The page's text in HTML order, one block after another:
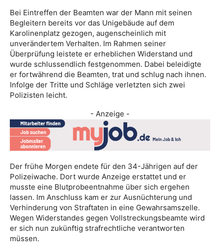
Bei Eintreffen der Beamten war der Mann mit seinen
Begleitern bereits vor das Unigebäude auf dem
Karolinenplatz gezogen, augenscheinlich mit
unverändertem Verhalten. Im Rahmen seiner
Überprüfung leistete er erheblichen Widerstand und
wurde schlussendlich festgenommen. Dabei beleidigte
er fortwährend die Beamten, trat und schlug nach ihnen.
Infolge der Tritte und Schläge verletzten sich zwei
Polizisten leicht.
- Anzeige -
Der frühe Morgen endete für den 34-Jährigen auf der
Polizeiwache. Dort wurde Anzeige erstattet und er
musste eine Blutprobeentnahme über sich ergehen
lassen. Im Anschluss kam er zur Ausnüchterung und
Verhinderung von Straftaten in eine Gewahrsamszelle.
Wegen Widerstandes gegen Vollstreckungsbeamte wird
er sich nun zukünftig strafrechtliche verantworten
müssen.